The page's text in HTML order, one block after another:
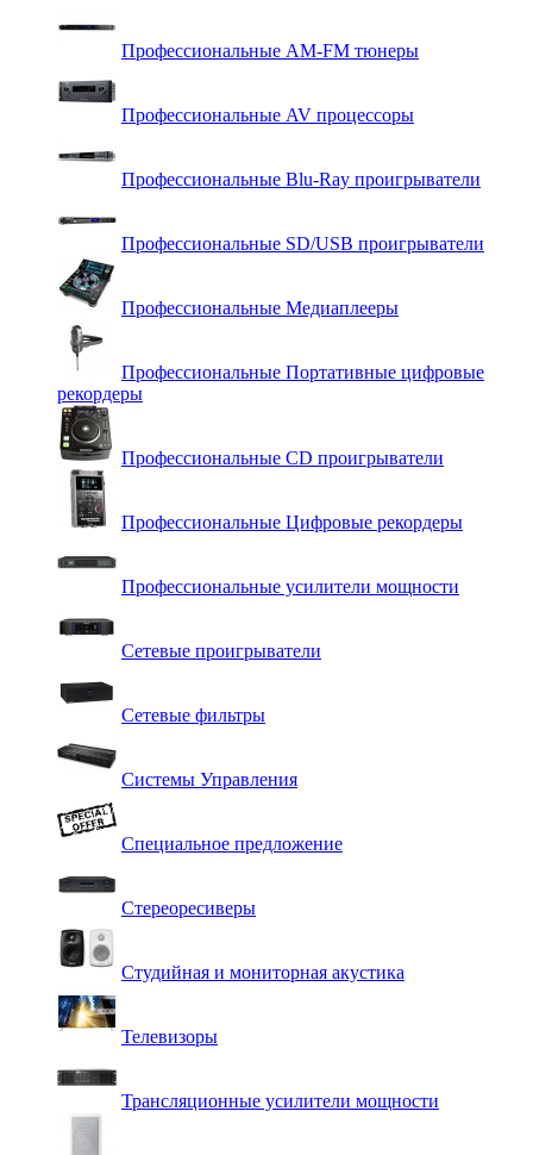
Профессиональные AM-FM тюнеры
Профессиональные AV процессоры
Профессиональные Blu-Ray проигрыватели
Профессиональные SD/USB проигрыватели
Профессиональные Медиаплееры
Профессиональные Портативные цифровые
рекордеры
Профессиональные СD проигрыватели
Профессиональные Цифровые рекордеры
Профессиональные усилители мощности
Сетевые проигрыватели
Сетевые фильтры
Системы Управления
Специальное предложение
Стереоресиверы
Студийная и мониторная акустика
Телевизоры
Трансляционные усилители мощности